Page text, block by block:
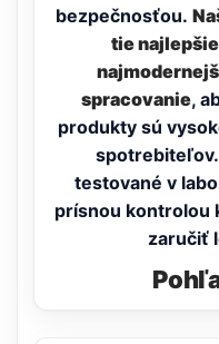
bezpečnosťou.
tie
spracovanie,
produkty sú
spotrebiteľov.
testované v
prísnou kontrolou
zaručiť